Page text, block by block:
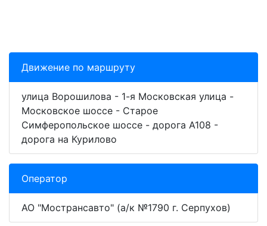
Движение по маршруту
улица Ворошилова - 1-я Московская улица -
Московское шоссе - Старое
Симферопольское шоссе - дорога А108 -
дорога на Курилово
Оператор
АО "Мострансавто" (а/к №1790 г. Серпухов)